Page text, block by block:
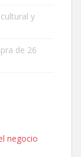
y
de 26
negocio